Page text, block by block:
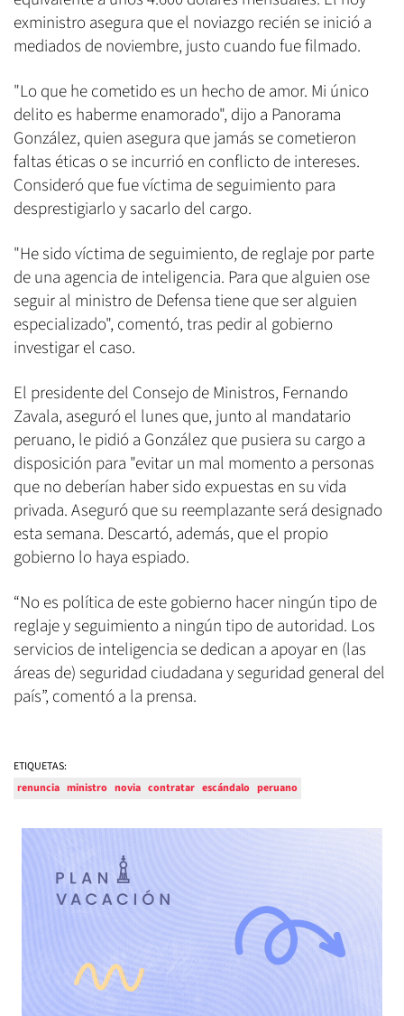
exministro asegura que el noviazgo recién se inició a
mediados de noviembre, justo cuando fue filmado.
"Lo que he cometido es un hecho de amor. Mi único
delito es haberme enamorado", dijo a Panorama
González, quien asegura que jamás se cometieron
faltas éticas o se incurrió en conflicto de intereses.
Consideró que fue víctima de seguimiento para
desprestigiarlo y sacarlo del cargo.
"He sido víctima de seguimiento, de reglaje por parte
de una agencia de inteligencia. Para que alguien ose
seguir al ministro de Defensa tiene que ser alguien
especializado", comentó, tras pedir al gobierno
investigar el caso.
El presidente del Consejo de Ministros, Fernando
Zavala, aseguró el lunes que, junto al mandatario
peruano, le pidió a González que pusiera su cargo a
disposición para "evitar un mal momento a personas
que no deberían haber sido expuestas en su vida
privada. Aseguró que su reemplazante será designado
esta semana. Descartó, además, que el propio
gobierno lo haya espiado.
“No es política de este gobierno hacer ningún tipo de
reglaje y seguimiento a ningún tipo de autoridad. Los
servicios de inteligencia se dedican a apoyar en (las
áreas de) seguridad ciudadana y seguridad general del
país”, comentó a la prensa.
ETIQUETAS:
renuncia ministro novia contratar escándalo peruano